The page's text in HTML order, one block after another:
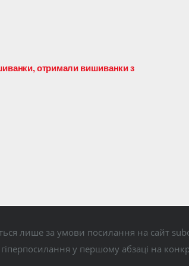
отримали вишиванки з
лише за умови посилання на сайт
у першому абзаці на